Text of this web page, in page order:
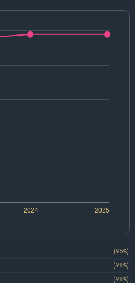
2024 2025
(95%)
(98%)
(98%)